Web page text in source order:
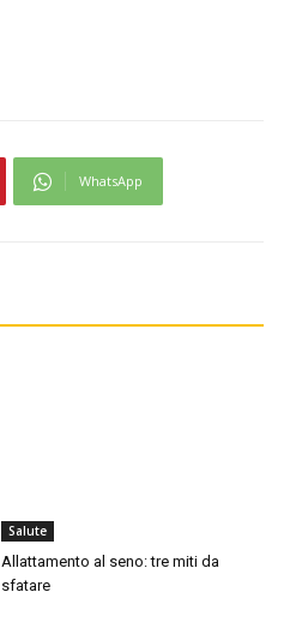
WhatsApp
Salute
Allattamento al seno: tre miti da
sfatare